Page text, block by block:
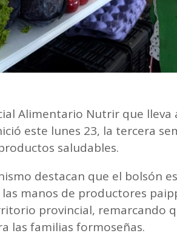
Alimentario Nutrir que
este lunes 23, la tercera
saludables.
destacan que el bolsón
las manos de productores
provincial, remarcando
las familias formoseñas.